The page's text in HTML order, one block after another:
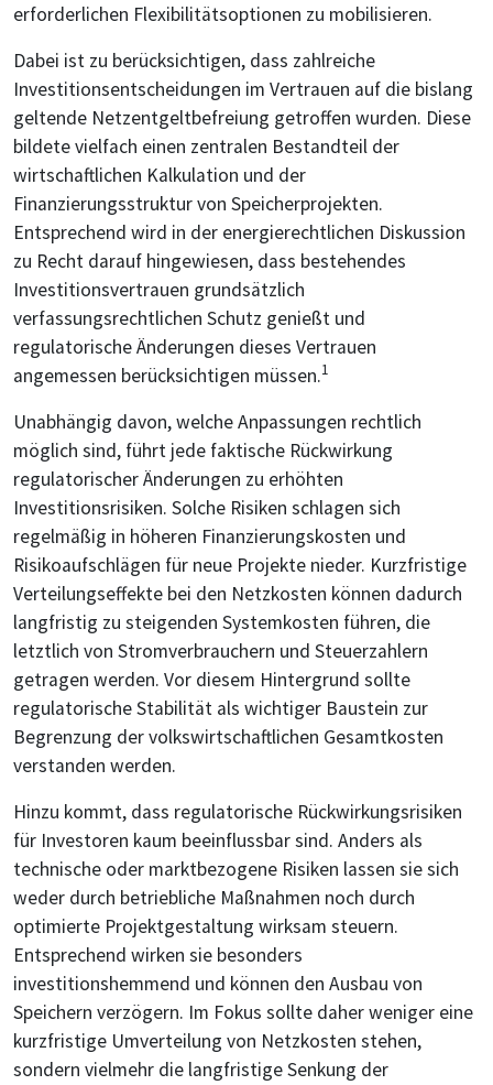
erforderlichen Flexibilitätsoptionen zu mobilisieren.
Dabei ist zu berücksichtigen, dass zahlreiche
Investitionsentscheidungen im Vertrauen auf die bislang
geltende Netzentgeltbefreiung getroffen wurden. Diese
bildete vielfach einen zentralen Bestandteil der
wirtschaftlichen Kalkulation und der
Finanzierungsstruktur von Speicherprojekten.
Entsprechend wird in der energierechtlichen Diskussion
zu Recht darauf hingewiesen, dass bestehendes
Investitionsvertrauen grundsätzlich
verfassungsrechtlichen Schutz genießt und
regulatorische Änderungen dieses Vertrauen
angemessen berücksichtigen müssen.1
Unabhängig davon, welche Anpassungen rechtlich
möglich sind, führt jede faktische Rückwirkung
regulatorischer Änderungen zu erhöhten
Investitionsrisiken. Solche Risiken schlagen sich
regelmäßig in höheren Finanzierungskosten und
Risikoaufschlägen für neue Projekte nieder. Kurzfristige
Verteilungseffekte bei den Netzkosten können dadurch
langfristig zu steigenden Systemkosten führen, die
letztlich von Stromverbrauchern und Steuerzahlern
getragen werden. Vor diesem Hintergrund sollte
regulatorische Stabilität als wichtiger Baustein zur
Begrenzung der volkswirtschaftlichen Gesamtkosten
verstanden werden.
Hinzu kommt, dass regulatorische Rückwirkungsrisiken
für Investoren kaum beeinflussbar sind. Anders als
technische oder marktbezogene Risiken lassen sie sich
weder durch betriebliche Maßnahmen noch durch
optimierte Projektgestaltung wirksam steuern.
Entsprechend wirken sie besonders
investitionshemmend und können den Ausbau von
Speichern verzögern. Im Fokus sollte daher weniger eine
kurzfristige Umverteilung von Netzkosten stehen,
sondern vielmehr die langfristige Senkung der